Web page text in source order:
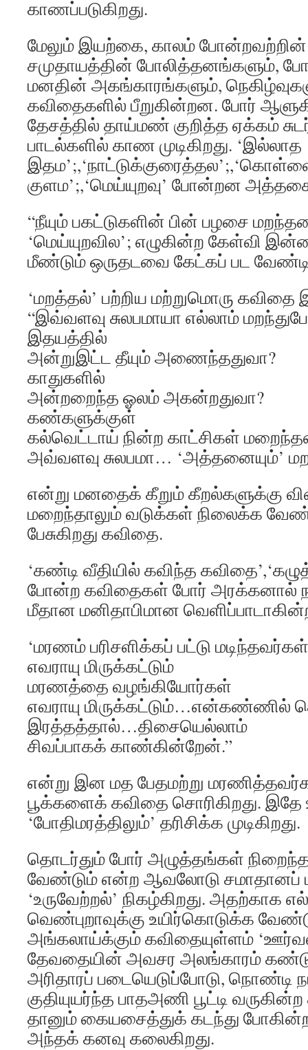
காணப்படுகிறது.
மேலும் இயற்கை, காலம் போன்றவற்றின்
சமுதாயத்தின் போலித்தனங்களும்,
மனதின் அகங்காரங்களும்,
கவிதைகளில் பீறுகின்றன. போர்
தேசத்தில் தாய்மண் குறித்த ஏக்கம்
பாடல்களில் காண முடிகிறது. ‘இல்லாத
குளம’;,‘மெய்யுறவு’ போன்றன
“நீயும் பகட்டுகளின் பின் பழசை
‘மெய்யுறவில’; எழுகின்ற கேள்வி
மீண்டும் ஒருதடவை கேட்கப் பட
‘மறத்தல்’ பற்றிய மற்றுமொரு கவிதை
“இவ்வளவு சுலபமாயா எல்லாம்
இதயத்தில்
அன்றுஇட்ட தீயும் அணைந்ததுவா?
காதுகளில்
அன்றறைந்த ஓலம் அகன்றதுவா?
கண்களுக்குள்
கல்வெட்டாய் நின்ற காட்சிகள்
அவ்வளவு சுலபமா… ‘அத்தனையும்’
என்று மனதைக் கீறும் கீறல்களுக்கு
மறைந்தாலும் வடுக்கள் நிலைக்க
பேசுகிறது கவிதை.
‘கண்டி வீதியில் கவிந்த
போன்ற கவிதைகள் போர் அரக்கனால்
மீதான மனிதாபிமான
‘மரணம் பரிசளிக்கப் பட்டு மடிந்தவர்கள்
எவராயு மிருக்கட்டும்
மரணத்தை வழங்கியோர்கள்
எவராயு மிருக்கட்டும்…என்கண்ணில்
இரத்தத்தால்…திசையெல்லாம்
சிவப்பாகக் காண்கின்றேன்.”
என்று இன மத பேதமற்று
பூக்களைக் கவிதை சொரிகிறது.
‘போதிமரத்திலும்’ தரிசிக்க முடிகிறது.
தொடர்தும் போர் அழுத்தங்கள்
வேண்டும் என்ற ஆவலோடு சமாதானப்
‘உருவேற்றல்’ நிகழ்கிறது. அதற்காக
வெண்புறாவுக்கு உயிர்கொடுக்க
அங்கலாய்க்கும் கவிதையுள்ளம்
தேவதையின் அவசர அலங்காரம் கண்டு
அரிதாரப் படையெடுப்போடு,
குதியுயர்ந்த பாதஅணி பூட்டி
தானும் கையசைத்துக் கடந்து
அந்தக் கனவு கலைகிறது.